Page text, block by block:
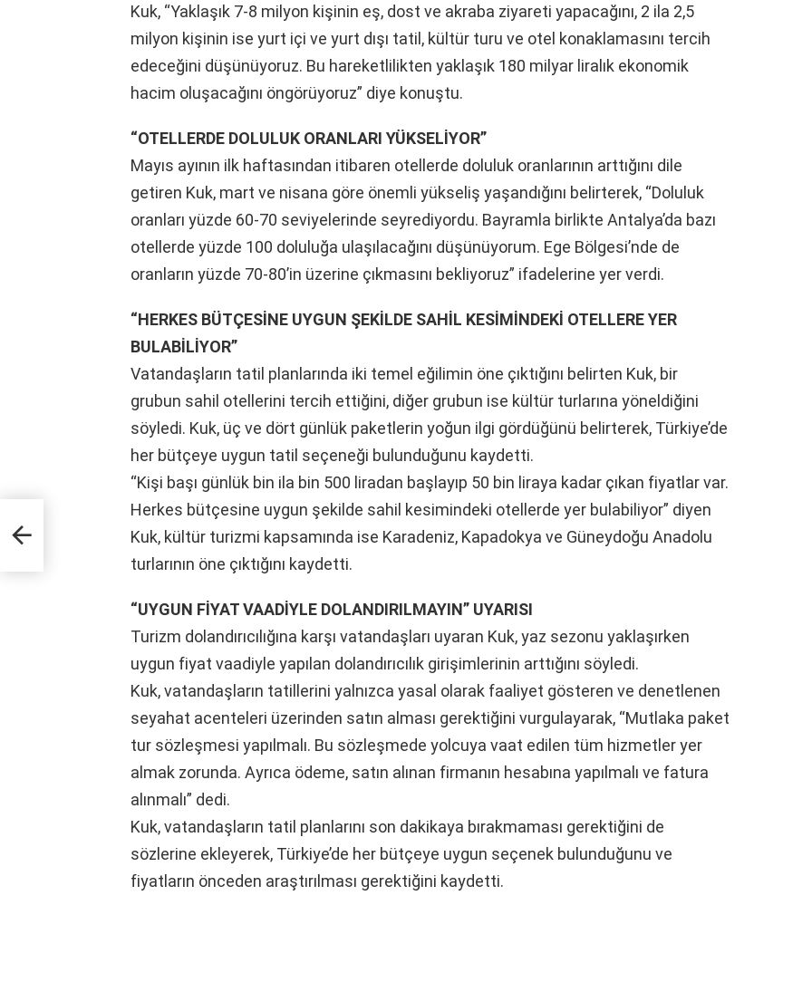
Kuk, “Yaklaşık 7-8 milyon kişinin eş, dost ve akraba ziyareti yapacağını, 2 ila 2,5
milyon kişinin ise yurt içi ve yurt dışı tatil, kültür turu ve otel konaklamasını tercih
edeceğini düşünüyoruz. Bu hareketlilikten yaklaşık 180 milyar liralık ekonomik
hacim oluşacağını öngörüyoruz” diye konuştu.
“OTELLERDE DOLULUK ORANLARI YÜKSELİYOR”
Mayıs ayının ilk haftasından itibaren otellerde doluluk oranlarının arttığını dile
getiren Kuk, mart ve nisana göre önemli yükseliş yaşandığını belirterek, “Doluluk
oranları yüzde 60-70 seviyelerinde seyrediyordu. Bayramla birlikte Antalya’da bazı
otellerde yüzde 100 doluluğa ulaşılacağını düşünüyorum. Ege Bölgesi’nde de
oranların yüzde 70-80’in üzerine çıkmasını bekliyoruz” ifadelerine yer verdi.
“HERKES BÜTÇESİNE UYGUN ŞEKİLDE SAHİL KESİMİNDEKİ OTELLERE YER
BULABİLİYOR”
Vatandaşların tatil planlarında iki temel eğilimin öne çıktığını belirten Kuk, bir
grubun sahil otellerini tercih ettiğini, diğer grubun ise kültür turlarına yöneldiğini
söyledi. Kuk, üç ve dört günlük paketlerin yoğun ilgi gördüğünü belirterek, Türkiye’de
her bütçeye uygun tatil seçeneği bulunduğunu kaydetti.
“Kişi başı günlük bin ila bin 500 liradan başlayıp 50 bin liraya kadar çıkan fiyatlar var.
Herkes bütçesine uygun şekilde sahil kesimindeki otellerde yer bulabiliyor” diyen
Kuk, kültür turizmi kapsamında ise Karadeniz, Kapadokya ve Güneydoğu Anadolu
turlarının öne çıktığını kaydetti.
“UYGUN FİYAT VAADİYLE DOLANDIRILMAYIN” UYARISI
Turizm dolandırıcılığına karşı vatandaşları uyaran Kuk, yaz sezonu yaklaşırken
uygun fiyat vaadiyle yapılan dolandırıcılık girişimlerinin arttığını söyledi.
Kuk, vatandaşların tatillerini yalnızca yasal olarak faaliyet gösteren ve denetlenen
seyahat acenteleri üzerinden satın alması gerektiğini vurgulayarak, “Mutlaka paket
tur sözleşmesi yapılmalı. Bu sözleşmede yolcuya vaat edilen tüm hizmetler yer
almak zorunda. Ayrıca ödeme, satın alınan firmanın hesabına yapılmalı ve fatura
alınmalı” dedi.
Kuk, vatandaşların tatil planlarını son dakikaya bırakmaması gerektiğini de
sözlerine ekleyerek, Türkiye’de her bütçeye uygun seçenek bulunduğunu ve
fiyatların önceden araştırılması gerektiğini kaydetti.